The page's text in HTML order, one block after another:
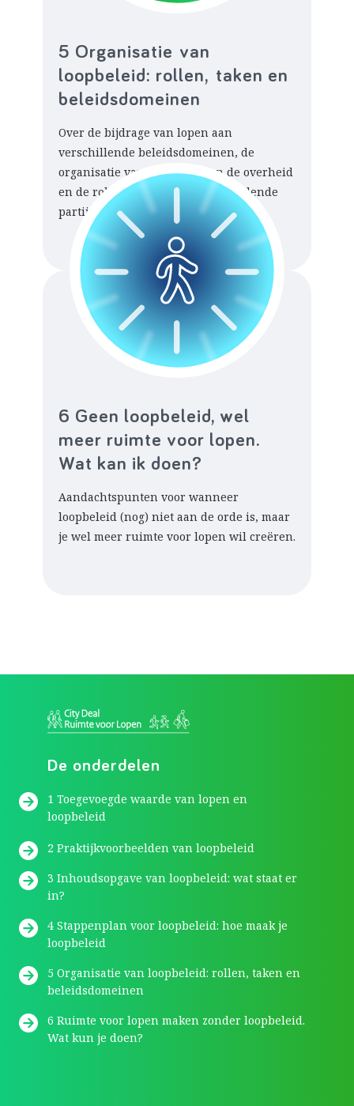
5 Organisatie van
loopbeleid: rollen, taken en
beleidsdomeinen
Over de bijdrage van lopen aan
verschillende beleidsdomeinen, de
organisatie van lopen binnen de overheid
en de rollen en taken die verschillende
partijen kunnen hebben.
6 Geen loopbeleid, wel
meer ruimte voor lopen.
Wat kan ik doen?
Aandachtspunten voor wanneer
loopbeleid (nog) niet aan de orde is, maar
je wel meer ruimte voor lopen wil creëren.
De onderdelen
1 Toegevoegde waarde van lopen en
loopbeleid
2 Praktijkvoorbeelden van loopbeleid
3 Inhoudsopgave van loopbeleid: wat staat er
in?
4 Stappenplan voor loopbeleid: hoe maak je
loopbeleid
5 Organisatie van loopbeleid: rollen, taken en
beleidsdomeinen
6 Ruimte voor lopen maken zonder loopbeleid.
Wat kun je doen?